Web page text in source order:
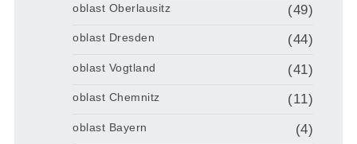
oblast Oberlausitz (49)
oblast Dresden (44)
oblast Vogtland (41)
oblast Chemnitz (11)
oblast Bayern (4)